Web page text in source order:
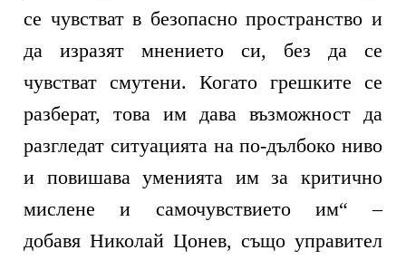
се чувстват в безопасно пространство и
да изразят мнението си, без да се
чувстват смутени. Когато грешките се
разберат, това им дава възможност да
разгледат ситуацията на по-дълбоко ниво
и повишава уменията им за критично
мислене и самочувствието им“ –
добавяНиколай Цонев, също управител